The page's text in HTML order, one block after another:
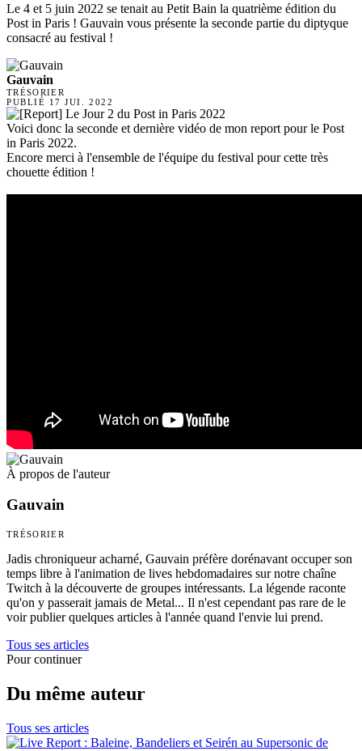
Le 4 et 5 juin 2022 se tenait au Petit Bain la quatrième édition du
Post in Paris ! Gauvain vous présente la seconde partie du diptyque
consacré au festival !
Gauvain
TRÉSORIER
PUBLIÉ 17 JUI. 2022
Voici donc la seconde et dernière vidéo de mon report pour le Post
in Paris 2022.
Encore merci à l'ensemble de l'équipe du festival pour cette très
chouette édition !
À propos de l'auteur
Gauvain
TRÉSORIER
Jadis chroniqueur acharné, Gauvain préfère dorénavant occuper son
temps libre à l'animation de lives hebdomadaires sur notre chaîne
Twitch à la découverte de groupes intéressants. La légende raconte
qu'on y passerait jamais de Metal... Il n'est cependant pas rare de le
voir publier quelques articles à l'année quand l'envie lui prend.
Tous ses articles
Pour continuer
Du même auteur
Tous ses articles